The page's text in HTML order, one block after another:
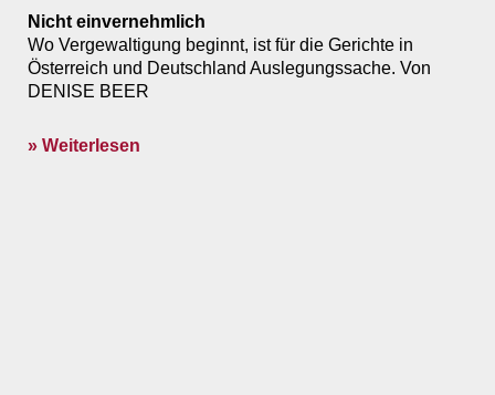
Nicht einvernehmlich
Wo Vergewaltigung beginnt, ist für die Gerichte in
Österreich und Deutschland Auslegungssache. Von
DENISE BEER
» Weiterlesen